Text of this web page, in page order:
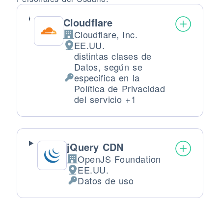
Cloudflare
Empresa:
Cloudflare, Inc.
Lugar de tratamiento:
EE.UU.
Datos Personales tratados:
distintas clases de
Datos, según se
especifica en la
Política de Privacidad
del servicio +1
jQuery CDN
Empresa:
OpenJS Foundation
Lugar de tratamiento:
EE.UU.
Datos Personales tratados:
Datos de uso